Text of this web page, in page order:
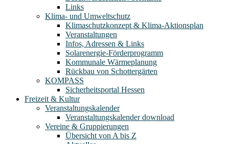
Links
Klima- und Umweltschutz
Klimaschutzkonzept & Klima-Aktionsplan
Veranstaltungen
Infos, Adressen & Links
Solarenergie-Förderprogramm
Kommunale Wärmeplanung
Rückbau von Schottergärten
KOMPASS
Sicherheitsportal Hessen
Freizeit & Kultur
Veranstaltungskalender
Veranstaltungskalender download
Vereine & Gruppierungen
Übersicht von A bis Z